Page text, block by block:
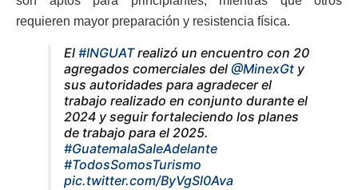
requieren mayor preparación y resistencia física.
El #INGUATrealizó un encuentro con 20
agregados comerciales del @MinexGt y
sus autoridades para agradecer el
trabajo realizado en conjunto durante el
2024 y seguir fortaleciendo los planes
de trabajo para el 2025.
#GuatemalaSaleAdelante
#TodosSomosTurismo
pic.twitter.com/ByVgSl0Ava